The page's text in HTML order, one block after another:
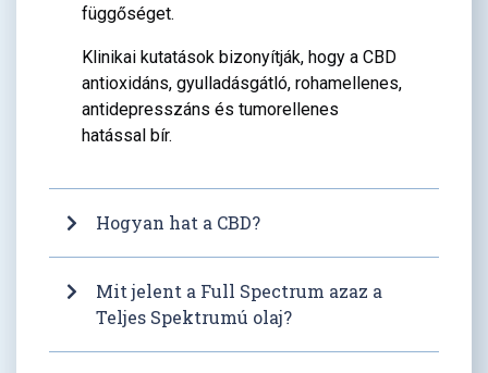
függőséget.
Klinikai kutatások bizonyítják, hogy a CBD
antioxidáns, gyulladásgátló, rohamellenes,
antidepresszáns és tumorellenes
hatással bír.
Hogyan hat a CBD?
Mit jelent a Full Spectrum azaz a
Teljes Spektrumú olaj?